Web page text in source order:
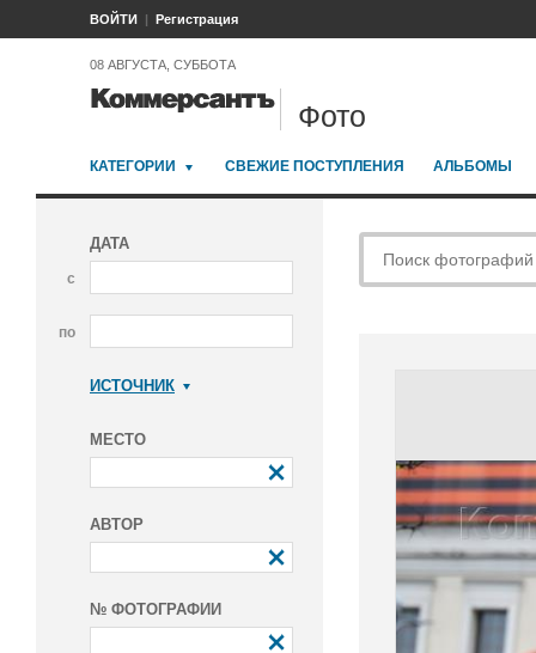
ВОЙТИ Регистрация
08 АВГУСТА, СУББОТА
Фото
КАТЕГОРИИ СВЕЖИЕ ПОСТУПЛЕНИЯ АЛЬБОМЫ
ДАТА
с
по
ИСТОЧНИК
МЕСТО
АВТОР
№ ФОТОГРАФИИ